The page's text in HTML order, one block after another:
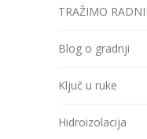
TRAŽIMO
Blog o gradnji
Ključ u ruke
Hidroizolacija